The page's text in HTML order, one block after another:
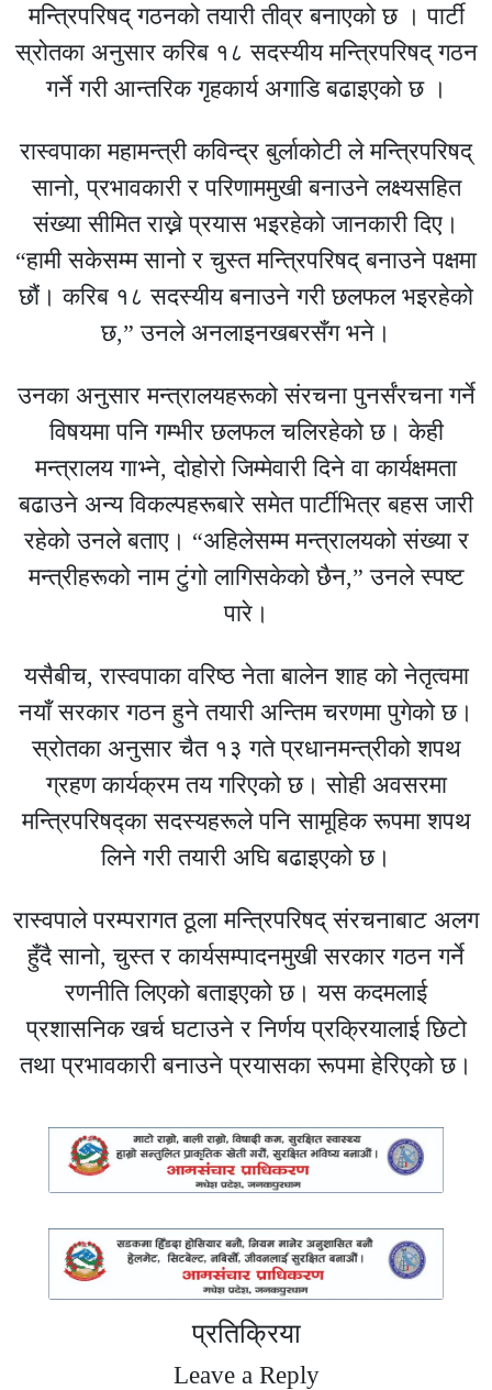
मन्त्रिपरिषद् गठनको तयारी तीव्र बनाएको छ । पार्टी
स्रोतका अनुसार करिब १८ सदस्यीय मन्त्रिपरिषद् गठन
गर्ने गरी आन्तरिक गृहकार्य अगाडि बढाइएको छ ।
रास्वपाका महामन्त्रीकविन्द्र बुर्लाकोटीले मन्त्रिपरिषद्
सानो, प्रभावकारी र परिणाममुखी बनाउने लक्ष्यसहित
संख्या सीमित राख्ने प्रयास भइरहेको जानकारी दिए।
“हामी सकेसम्म सानो र चुस्त मन्त्रिपरिषद् बनाउने पक्षमा
छौं। करिब १८ सदस्यीय बनाउने गरी छलफल भइरहेको
छ,” उनले अनलाइनखबरसँग भने।
उनका अनुसार मन्त्रालयहरूको संरचना पुनर्संरचना गर्ने
विषयमा पनि गम्भीर छलफल चलिरहेको छ। केही
मन्त्रालय गाभ्ने, दोहोरो जिम्मेवारी दिने वा कार्यक्षमता
बढाउने अन्य विकल्पहरूबारे समेत पार्टीभित्र बहस जारी
रहेको उनले बताए। “अहिलेसम्म मन्त्रालयको संख्या र
मन्त्रीहरूको नाम टुंगो लागिसकेको छैन,” उनले स्पष्ट
पारे।
यसैबीच, रास्वपाका वरिष्ठ नेताबालेन शाहको नेतृत्वमा
नयाँ सरकार गठन हुने तयारी अन्तिम चरणमा पुगेको छ।
स्रोतका अनुसार चैत १३ गते प्रधानमन्त्रीको शपथ
ग्रहण कार्यक्रम तय गरिएको छ। सोही अवसरमा
मन्त्रिपरिषद्का सदस्यहरूले पनि सामूहिक रूपमा शपथ
लिने गरी तयारी अघि बढाइएको छ।
रास्वपाले परम्परागत ठूला मन्त्रिपरिषद् संरचनाबाट अलग
हुँदै सानो, चुस्त र कार्यसम्पादनमुखी सरकार गठन गर्ने
रणनीति लिएको बताइएको छ। यस कदमलाई
प्रशासनिक खर्च घटाउने र निर्णय प्रक्रियालाई छिटो
तथा प्रभावकारी बनाउने प्रयासका रूपमा हेरिएको छ।
प्रतिक्रिया
Leave a Reply